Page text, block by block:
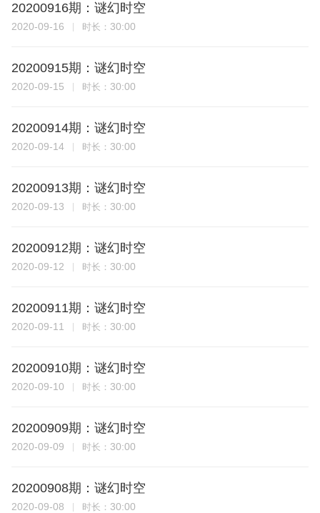
20200916期：谜幻时空
2020-09-16 时长： 30:00
20200915期：谜幻时空
2020-09-15 时长： 30:00
20200914期：谜幻时空
2020-09-14 时长： 30:00
20200913期：谜幻时空
2020-09-13 时长： 30:00
20200912期：谜幻时空
2020-09-12 时长： 30:00
20200911期：谜幻时空
2020-09-11 时长： 30:00
20200910期：谜幻时空
2020-09-10 时长： 30:00
20200909期：谜幻时空
2020-09-09 时长： 30:00
20200908期：谜幻时空
2020-09-08 时长： 30:00